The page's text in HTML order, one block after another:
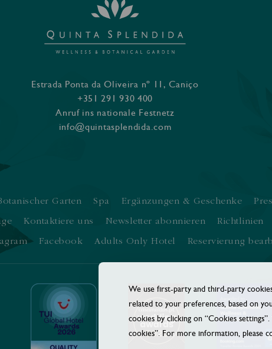
Estrada Ponta da Oliveira nº 11, Caniço
+351 291 930 400
Anruf ins nationale Festnetz
info@quintasplendida.com
Garten Spa Ergänzungen & Geschenke
Kontaktiere uns Newsletter abonnieren Richtlinien
Facebook Adults Only Hotel Reservierung
We use first-party and third-party
related to your preferences, based on
cookies by clicking on “Cookies
cookies”. For more information, please